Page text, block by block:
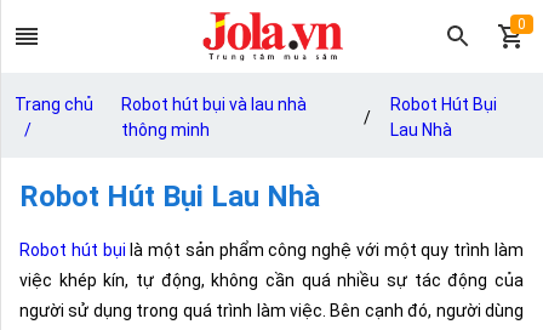
0
Trang chủ
/
Robot hút bụi và lau nhà
thông minh
/
Robot Hút Bụi
Lau Nhà
Robot Hút Bụi Lau Nhà
Robot hút bụi là một sản phẩm công nghệ với một quy trình làm
việc khép kín, tự động, không cần quá nhiều sự tác động của
người sử dụng trong quá trình làm việc. Bên cạnh đó, người dùng